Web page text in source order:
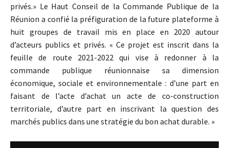
privés.» Le Haut Conseil de la Commande Publique de la
Réunion a confié la préfiguration de la future plateforme à
huit groupes de travail mis en place en 2020 autour
d’acteurs publics et privés. « Ce projet est inscrit dans la
feuille de route 2021-2022 qui vise à redonner à la
commande publique réunionnaise sa dimension
économique, sociale et environnementale : d’une part en
faisant de l’acte d’achat un acte de co-construction
territoriale, d’autre part en inscrivant la question des
marchés publics dans une stratégie du bon achat durable. »